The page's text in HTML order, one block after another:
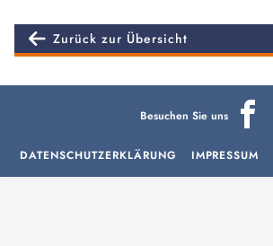
Zurück zur Übersicht
Besuchen Sie uns
DATENSCHUTZERKLÄRUNG IMPRESSUM